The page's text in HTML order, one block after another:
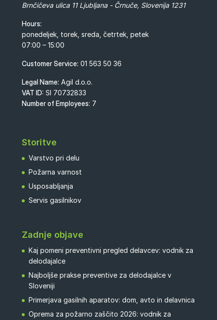
Brnčičeva ulica 11 Ljubljana - Črnuče, Slovenija 1231
Hours:
ponedeljek, torek, sreda, četrtek, petek
07:00 – 15:00
Customer Service: 01 563 50 36
Legal Name: Agil d.o.o.
VAT ID: SI 70732833
Number of Employees: 7
Storitve
Varstvo pri delu
Požarna varnost
Usposabljanja
Servis gasilnikov
Zadnje objave
Kaj pomeni preventivni pregled delavcev: vodnik za
delodajalce
Najboljše prakse preventive za delodajalce v
Sloveniji
Primerjava gasilnih aparatov: dom, avto in delavnica
Oprema za požarno zaščito 2026: vodnik za